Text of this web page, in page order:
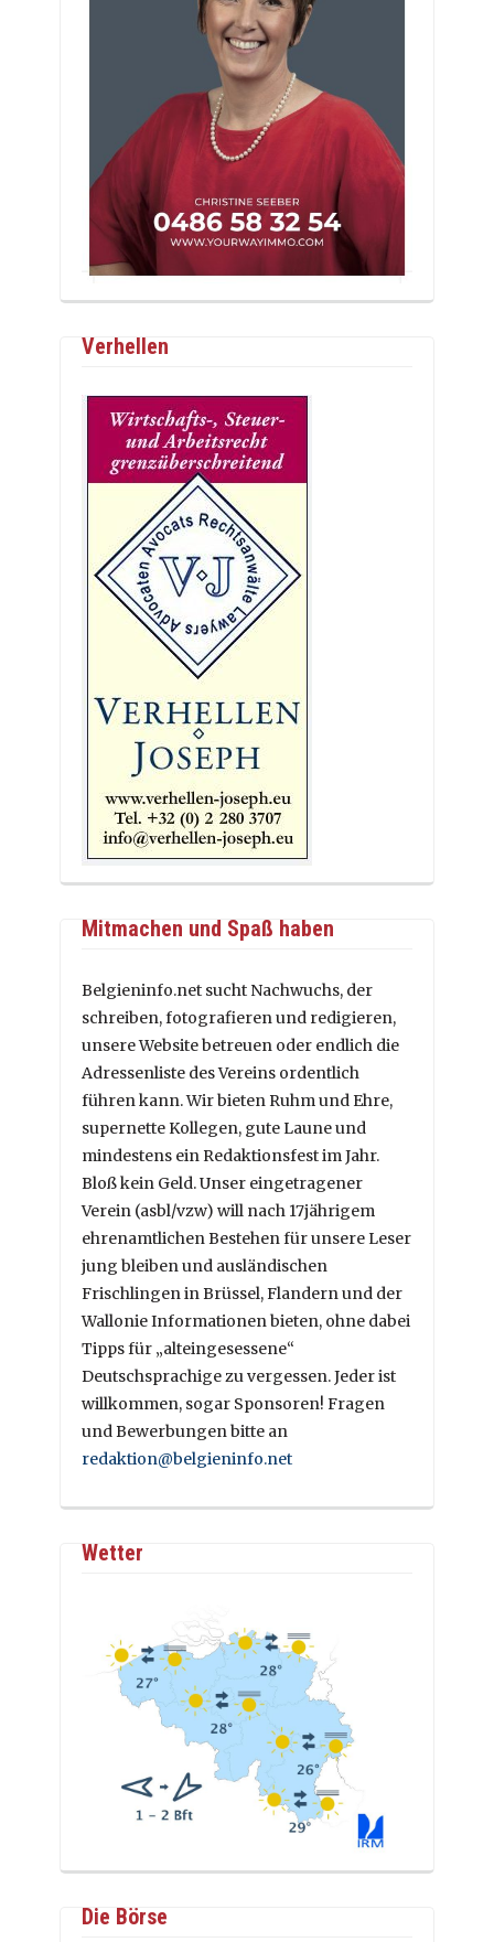
Verhellen
Mitmachen und Spaß haben
Belgieninfo.net sucht Nachwuchs, der
schreiben, fotografieren und redigieren,
unsere Website betreuen oder endlich die
Adressenliste des Vereins ordentlich
führen kann. Wir bieten Ruhm und Ehre,
supernette Kollegen, gute Laune und
mindestens ein Redaktionsfest im Jahr.
Bloß kein Geld. Unser eingetragener
Verein (asbl/vzw) will nach 17jährigem
ehrenamtlichen Bestehen für unsere Leser
jung bleiben und ausländischen
Frischlingen in Brüssel, Flandern und der
Wallonie Informationen bieten, ohne dabei
Tipps für „alteingesessene“
Deutschsprachige zu vergessen. Jeder ist
willkommen, sogar Sponsoren! Fragen
und Bewerbungen bitte an
redaktion@belgieninfo.net
Wetter
Die Börse